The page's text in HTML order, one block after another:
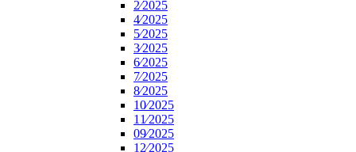
2⁄2025
4⁄2025
5⁄2025
3⁄2025
6⁄2025
7⁄2025
8⁄2025
10⁄2025
11⁄2025
09⁄2025
12⁄2025